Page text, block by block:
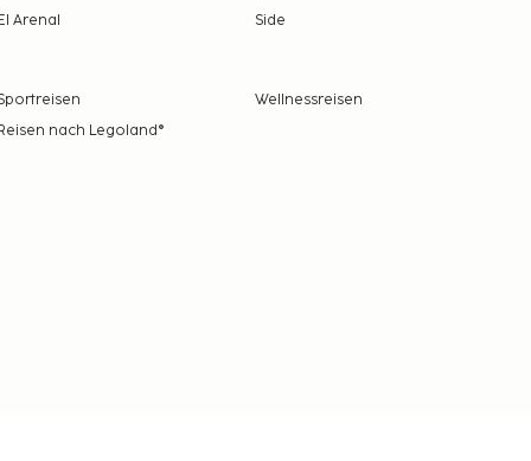
Arenal
Side
Wellnessreisen
nach Legoland®